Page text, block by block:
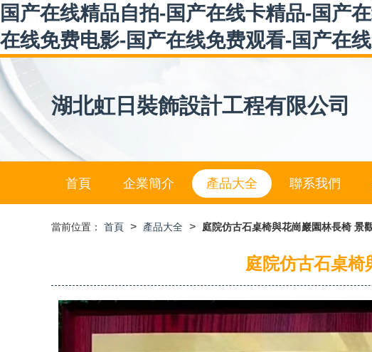
国产在线精品自拍-国产在线卡精品-国产
在线免费电影-国产在线免费观看-国产在
湖北虹日裝飾設計工程有限公司
首頁 企業簡介 產品大全 聯系我們
當前位置： 首頁 > 產品大全 > 庭院仿古石桌椅與花崗巖園林長椅 景
庭院仿古石桌